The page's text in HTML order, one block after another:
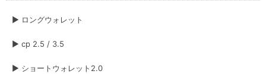
2026/06/15
▶︎ ロングウォレット
▶︎ cp 2.5 / 3.5
▶︎ ショートウォレット2.0